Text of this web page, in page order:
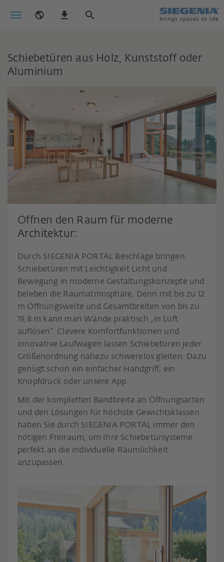
Schiebetüren aus Holz, Kunststoff oder
Aluminium
Öffnen den Raum für moderne
Architektur:
Durch SIEGENIA PORTAL Beschläge bringen
Schiebetüren mit Leichtigkeit Licht und
Bewegung in moderne Gestaltungskonzepte und
beleben die Raumatmosphäre. Denn mit bis zu 12
m Öffnungsweite und Gesamtbreiten von bis zu
19,8 m kann man Wände praktisch „in Luft
auflösen“. Clevere Komfortfunktionen und
innovative Laufwagen lassen Schiebetüren jeder
Größenordnung nahezu schwerelos gleiten. Dazu
genügt schon ein einfacher Handgriff, ein
Knopfdruck oder unsere App.
Mit der kompletten Bandbreite an Öffnungsarten
und den Lösungen für höchste Gewichtsklassen
haben Sie durch SIEGENIA PORTAL immer den
nötigen Freiraum, um Ihre Schiebetürsysteme
perfekt an die individuelle Räumlichkeit
anzupassen.